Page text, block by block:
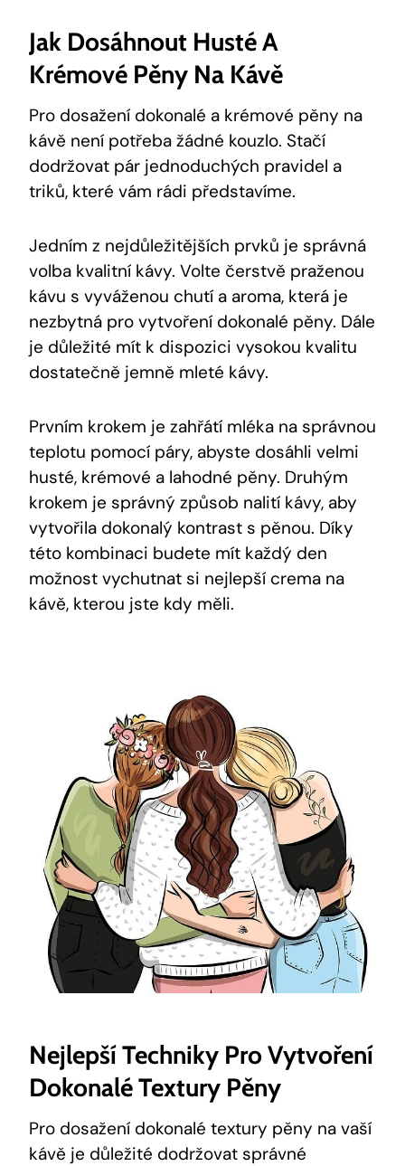
Jak Dosáhnout Husté A
Krémové Pěny Na Kávě
Pro dosažení dokonalé a krémové pěny na
kávě není potřeba žádné kouzlo. Stačí
dodržovat pár jednoduchých pravidel a
triků, které vám rádi představíme.
Jedním z nejdůležitějších prvků je správná
volba kvalitní kávy. Volte čerstvě praženou
kávu s vyváženou chutí a aroma, která je
nezbytná pro vytvoření dokonalé pěny. Dále
je důležité mít k dispozici vysokou kvalitu
dostatečně jemně mleté kávy.
Prvním krokem je zahřátí mléka na správnou
teplotu pomocí páry, abyste dosáhli velmi
husté, krémové a lahodné pěny. Druhým
krokem je správný způsob nalití kávy, aby
vytvořila dokonalý kontrast s pěnou. Díky
této kombinaci budete mít každý den
možnost vychutnat si nejlepší crema na
kávě, kterou jste kdy měli.
Nejlepší Techniky Pro Vytvoření
Dokonalé Textury Pěny
Pro dosažení dokonalé textury pěny na vaší
kávě je důležité dodržovat správné